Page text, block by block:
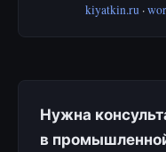
kiyatkin.ru ·
Нужна
в